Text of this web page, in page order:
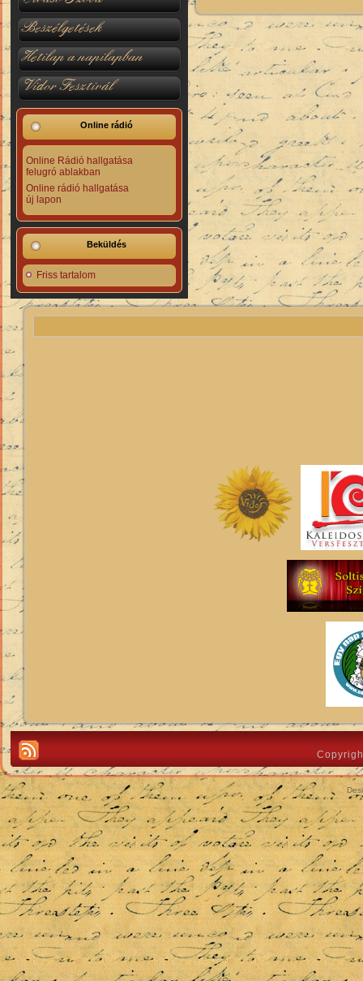
Beszélgetések
Hetilap a napilapban
Vidor Fesztivál
Online rádió
Online Rádió hallgatása
felugró ablakban
Online rádió hallgatása
új lapon
Beküldés
Friss tartalom